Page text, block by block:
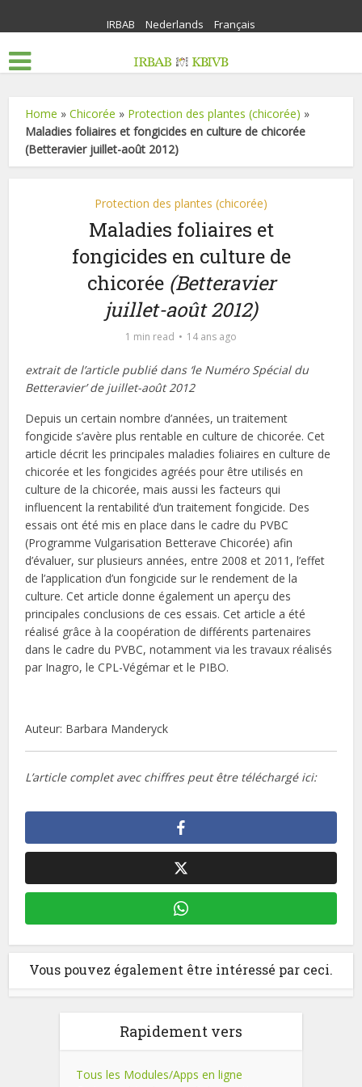
IRBAB Nederlands Français
Home »Chicorée » Protection des plantes (chicorée) »
Maladies foliaires et fongicides en culture de chicorée
(Betteravier juillet-août 2012)
Protection des plantes (chicorée)
Maladies foliaires et
fongicides en culture de
chicorée (Betteravier
juillet-août 2012)
1 min read 14 ans ago
extrait de l’article publié dans ‘le Numéro Spécial du
Betteravier’ de juillet-août 2012
Depuis un certain nombre d’années, un traitement
fongicide s’avère plus rentable en culture de chicorée. Cet
article décrit les principales maladies foliaires en culture de
chicorée et les fongicides agréés pour être utilisés en
culture de la chicorée, mais aussi les facteurs qui
influencent la rentabilité d’un traitement fongicide. Des
essais ont été mis en place dans le cadre du PVBC
(Programme Vulgarisation Betterave Chicorée) afin
d’évaluer, sur plusieurs années, entre 2008 et 2011, l’effet
de l’application d’un fongicide sur le rendement de la
culture. Cet article donne également un aperçu des
principales conclusions de ces essais. Cet article a été
réalisé grâce à la coopération de différents partenaires
dans le cadre du PVBC, notamment via les travaux réalisés
par Inagro, le CPL-Végémar et le PIBO.
Auteur: Barbara Manderyck
L’article complet avec chiffres peut être téléchargé ici:
Vous pouvez également être intéressé par ceci.
Rapidement vers
Tous les Modules/Apps en ligne